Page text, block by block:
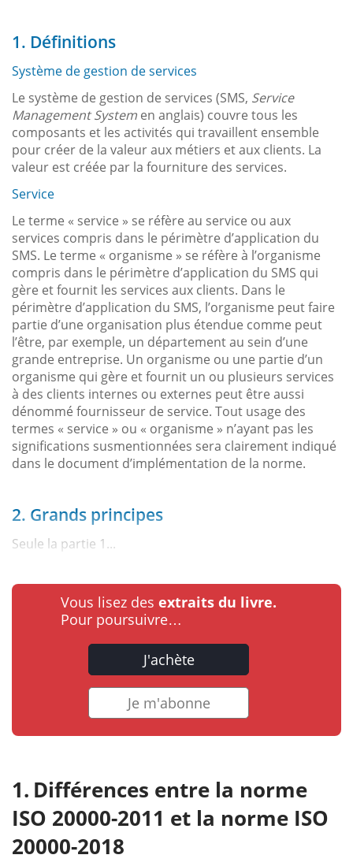
1. Définitions
Système de gestion de services
Le système de gestion de services (SMS, Service
Management System en anglais) couvre tous les
composants et les activités qui travaillent ensemble
pour créer de la valeur aux métiers et aux clients. La
valeur est créée par la fourniture des services.
Service
Le terme « service » se réfère au service ou aux
services compris dans le périmètre d’application du
SMS. Le terme « organisme » se réfère à l’organisme
compris dans le périmètre d’application du SMS qui
gère et fournit les services aux clients. Dans le
périmètre d’application du SMS, l’organisme peut faire
partie d’une organisation plus étendue comme peut
l’être, par exemple, un département au sein d’une
grande entreprise. Un organisme ou une partie d’un
organisme qui gère et fournit un ou plusieurs services
à des clients internes ou externes peut être aussi
dénommé fournisseur de service. Tout usage des
termes « service » ou « organisme » n’ayant pas les
significations susmentionnées sera clairement indiqué
dans le document d’implémentation de la norme.
2. Grands principes
Seule la partie 1...
Vous lisez des extraits du livre.
Pour poursuivre…
J'achète
Je m'abonne
Différences entre la norme
ISO 20000-2011 et la norme ISO
20000-2018